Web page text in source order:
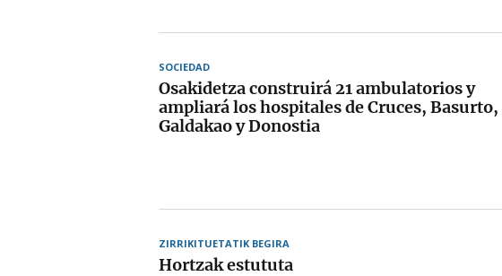
SOCIEDAD
Osakidetza construirá 21 ambulatorios y
ampliará los hospitales de Cruces, Basurto,
Galdakao y Donostia
ZIRRIKITUETATIK BEGIRA
Hortzak estututa